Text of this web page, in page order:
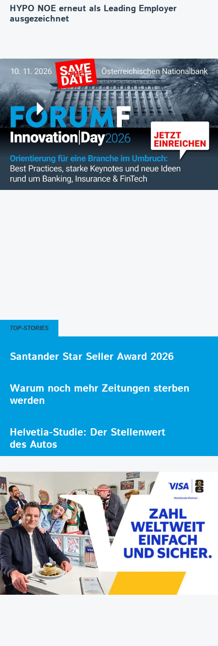
HYPO NOE erneut als Leading Employer
ausgezeichnet
TOP-STORIES
Santander Star Seller Award 2026
Warum noch mehr Zeitungen sterben
werden
Helvetia-Studie: Der Stellenwert
des Autos